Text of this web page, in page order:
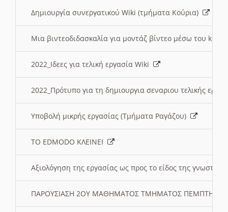
Δημιουργία συνεργατικού Wiki (τμήματα Κούρια)
Μια βιντεοδιδασκαλία για μοντάζ βίντεο μέσω του
2022_Ιδεες για τελική εργασία Wiki
2022_Πρότυπο για τη δημιουργια σεναριου τελικής
Υποβολή μικρής εργασίας (Τμήματα Ραγάζου)
ΤΟ EDMODO ΚΛΕΙΝΕΙ
Αξιολόγηση της εργασίας ως προς το είδος της
ΠΑΡΟΥΣΙΑΣΗ 2ΟΥ ΜΑΘΗΜΑΤΟΣ ΤΜΗΜΑΤΟΣ